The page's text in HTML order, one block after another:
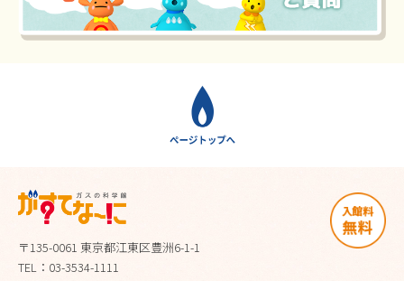
〒135-0061 東京都江東区豊洲6-1-1
TEL：03-3534-1111